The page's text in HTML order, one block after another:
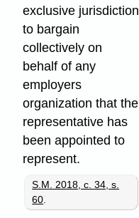
exclusive jurisdiction
to bargain
collectively on
behalf of any
employers
organization that the
representative has
been appointed to
represent.
S.M. 2018, c. 34, s.
60